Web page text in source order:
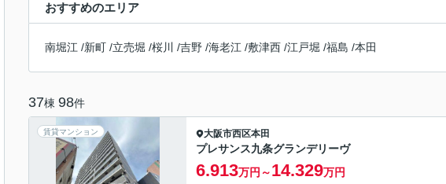
おすすめのエリア
南堀江 /新町 /立売堀 /桜川 /吉野 /海老江 /敷津西 /江戸堀 /福島 /本田
37棟 98件
賃貸マンション 大阪市西区本田
プレサンス九条グランデリーヴ
6.913万円～14.329万円